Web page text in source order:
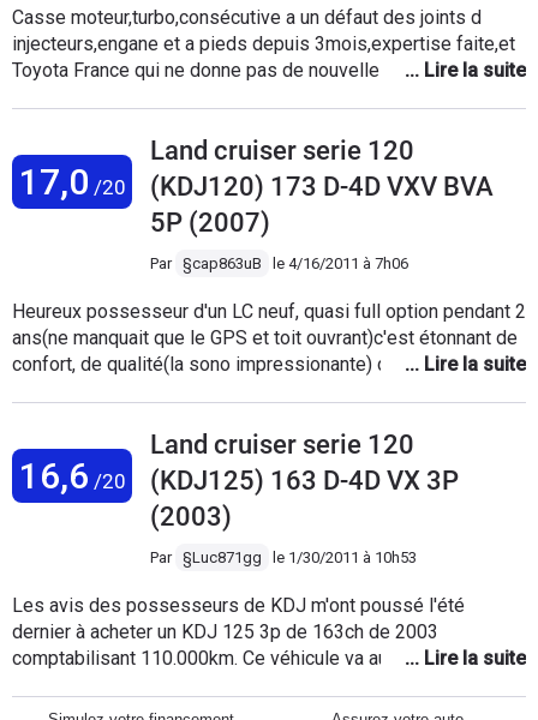
Casse moteur,turbo,consécutive a un défaut des joints d
injecteurs,engane et a pieds depuis 3mois,expertise faite,et
Toyota France qui ne donne pas de nouvelles depuis l
achat d un véhicule neuf,mais dont on se contrefout quand un
problème recurant et connu survient.
17,0 /20
Land cruiser serie 120
(KDJ120) 173 D-4D VXV BVA
5P (2007)
Par §cap863uB le 4/16/2011 à 7h06
Heureux possesseur d'un LC neuf, quasi full option pendant 2
ans(ne manquait que le GPS et toit ouvrant)c'est étonnant de
confort, de qualité(la sono impressionante) de silence
confort du siege, sentiment de sécurité).Conso 10 l/100 en
mixte avec 70/30 ville/autoroute.zero problème mécanique
mais seulement 60 000 km, zero problème sauf le bluetoth
qui était mal parametré en usine.Seul bemol pour ma famille
nombreuse: la 3°rangée de siège offre des places pour
enfant seulement ou adulte court trajet. Sur neige un délice !
sur piste idem. Bon, pas pratique non plus la 2°rangée qui
n'est pas amovible pour charger un meuble etc. A
recommander.
16,6 /20
Land cruiser serie 120
(KDJ125) 163 D-4D VX 3P
(2003)
Par §Luc871gg le 1/30/2011 à 10h53
Les avis des possesseurs de KDJ m'ont poussé l'été
dernier à acheter un KDJ 125 3p de 163ch de 2003
comptabilisant 110.000km. Ce véhicule va au-delà de mes
satisfaisante pour ce gros bébé de plus de 2t haut sur